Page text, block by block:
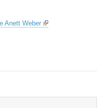
Anett Weber